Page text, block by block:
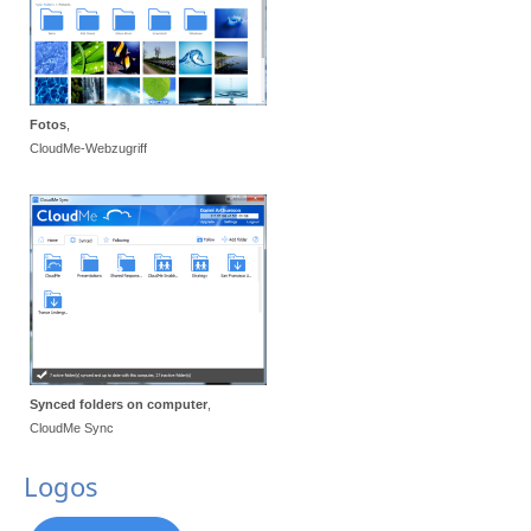
Fotos
CloudMe-Webzugriff
Synced folders on computer
CloudMe Sync
Logos